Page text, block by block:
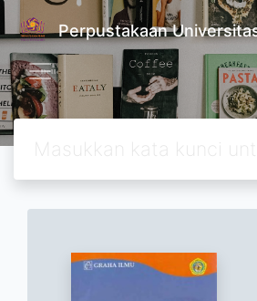
Perpustakaan